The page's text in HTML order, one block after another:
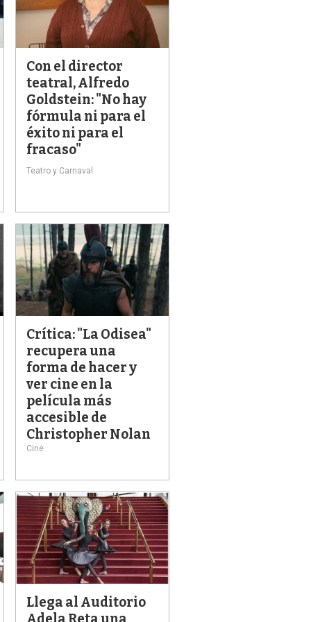
Con el director
teatral, Alfredo
Goldstein: "No hay
fórmula ni para el
éxito ni para el
fracaso"
Teatro y Carnaval
Crítica: "La Odisea"
recupera una
forma de hacer y
ver cine en la
película más
accesible de
Christopher Nolan
Cine
Llega al Auditorio
Adela Reta una